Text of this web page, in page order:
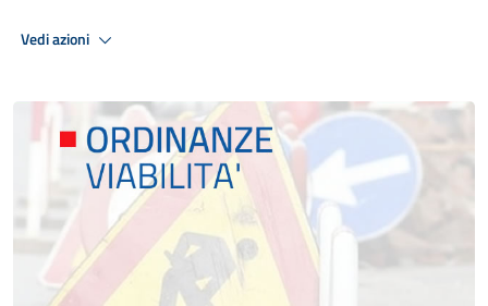
Vedi azioni